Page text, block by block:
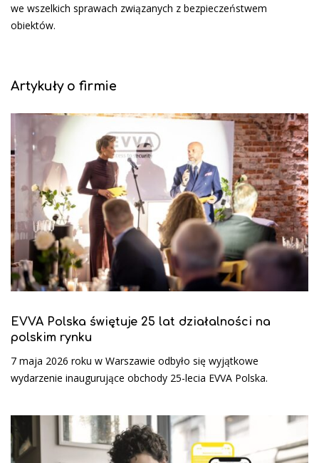
we wszelkich sprawach związanych z bezpieczeństwem
obiektów.
Artykuły o firmie
EVVA Polska świętuje 25 lat działalności na
polskim rynku
7 maja 2026 roku w Warszawie odbyło się wyjątkowe
wydarzenie inaugurujące obchody 25-lecia EVVA Polska.